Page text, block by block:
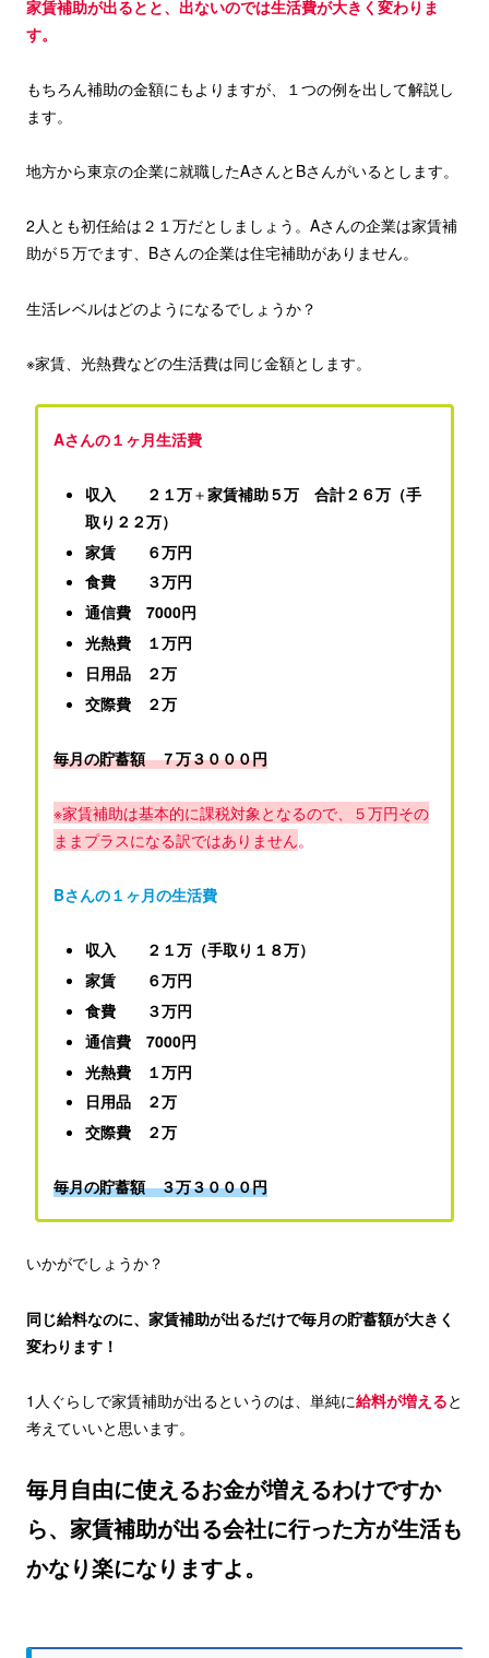
家賃補助が出るとと、出ないのでは生活費が大きく変わりま
す。
もちろん補助の金額にもよりますが、１つの例を出して解説し
ます。
地方から東京の企業に就職したAさんとBさんがいるとします。
2人とも初任給は２１万だとしましょう。Aさんの企業は家賃補
助が５万でます、Bさんの企業は住宅補助がありません。
生活レベルはどのようになるでしょうか？
※家賃、光熱費などの生活費は同じ金額とします。
Aさんの１ヶ月生活費
収入 ２１万＋家賃補助５万
合計２６万（手
取り２２万）
家賃 ６万円
食費 ３万円
通信費 7000円
光熱費 １万円
日用品 ２万
交際費 ２万
毎月の貯蓄額 ７万３０００円
※家賃補助は基本的に課税対象となるので、５万円その
ままプラスになる訳ではありません。
Bさんの１ヶ月の生活費
収入 ２１万（手取り１８万）
家賃 ６万円
食費 ３万円
通信費 7000円
光熱費 １万円
日用品 ２万
交際費 ２万
毎月の貯蓄額 ３万３０００円
いかがでしょうか？
同じ給料なのに、家賃補助が出るだけで毎月の貯蓄額が大きく
変わります！
1人ぐらしで家賃補助が出るというのは、単純に給料が増えると
考えていいと思います。
毎月自由に使えるお金が増えるわけですか
ら、家賃補助が出る会社に行った方が生活も
かなり楽になりますよ。